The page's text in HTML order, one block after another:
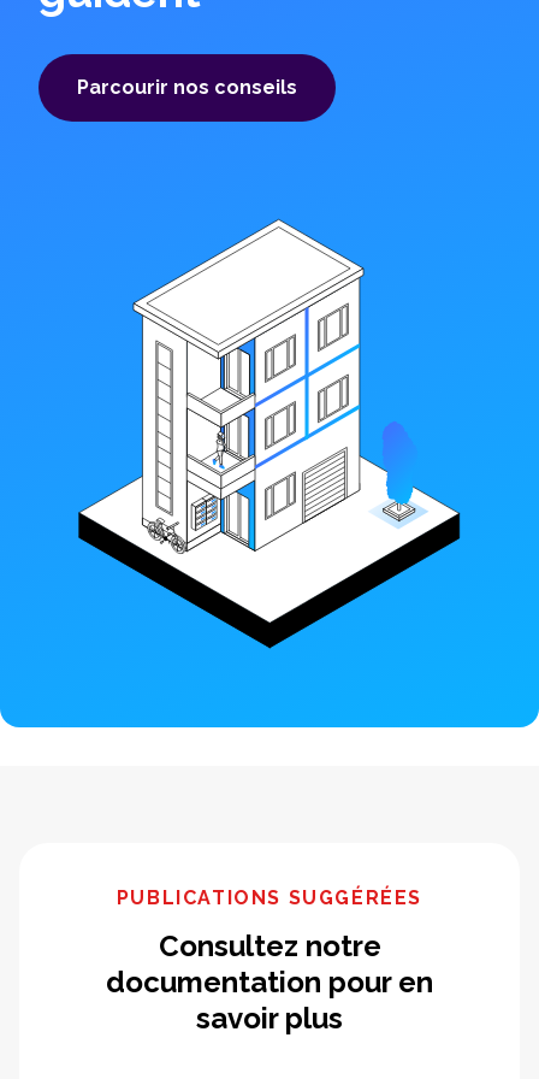
Parcourir nos conseils
PUBLICATIONS SUGGÉRÉES
Consultez notre
documentation pour en
savoir plus